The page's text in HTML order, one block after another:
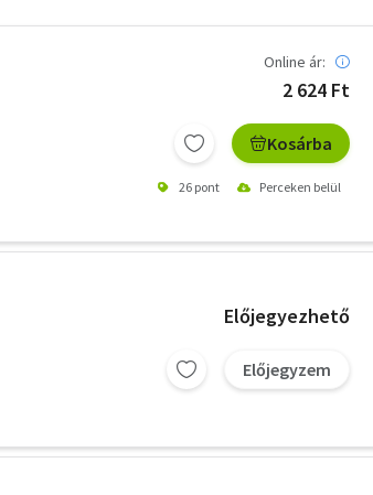
Online ár:
2 624 Ft
Kosárba
26 pont Perceken belül
Előjegyezhető
Előjegyzem